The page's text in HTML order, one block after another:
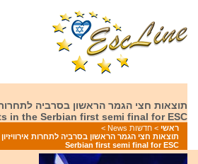
המרכזי
in the Serbian first semi final for ESC
ראשי > חדשות News
>
Serbian first semi final for ESC